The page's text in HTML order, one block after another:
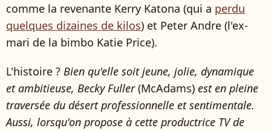
comme la revenante Kerry Katona (qui a perdu
quelques dizaines de kilos) et Peter Andre (l'ex-
mari de la bimbo Katie Price).
L'histoire ? Bien qu'elle soit jeune, jolie, dynamique
et ambitieuse, Becky Fuller(McAdams) est en pleine
traversée du désert professionnelle et sentimentale.
Aussi, lorsqu'on propose à cette productrice TV de